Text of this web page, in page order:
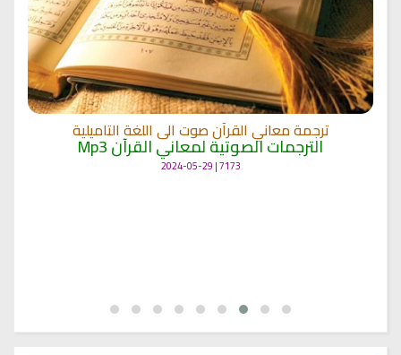
ترجمة معاني القرآن صوت الى اللغة التاميلية
الترجمات الصوتية لمعاني القرآن Mp3
7173 | 2024-05-29